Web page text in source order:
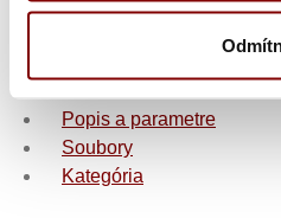
Popis a parametre
Soubory
Kategória